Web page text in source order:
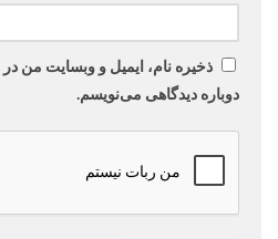
ذخیره نام، ایمیل و وبسایت من
دوباره دیدگاهی می‌نویسم.